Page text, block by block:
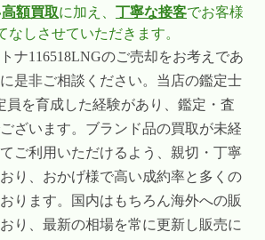
高額買取に加え、 丁寧な接客でお客様
なしさせていただきます。
ナ116518LNGのご売却をお考えであ
是非ご相談ください。当店の鑑定士
員を育成した経験があり、鑑定・査
ざいます。ブランド品の買取が未経
ご利用いただけるよう、親切・丁寧
り、おかげ様で高い成約率と多くの
ります。国内はもちろん海外への販
り、最新の相場を常に更新し販売に